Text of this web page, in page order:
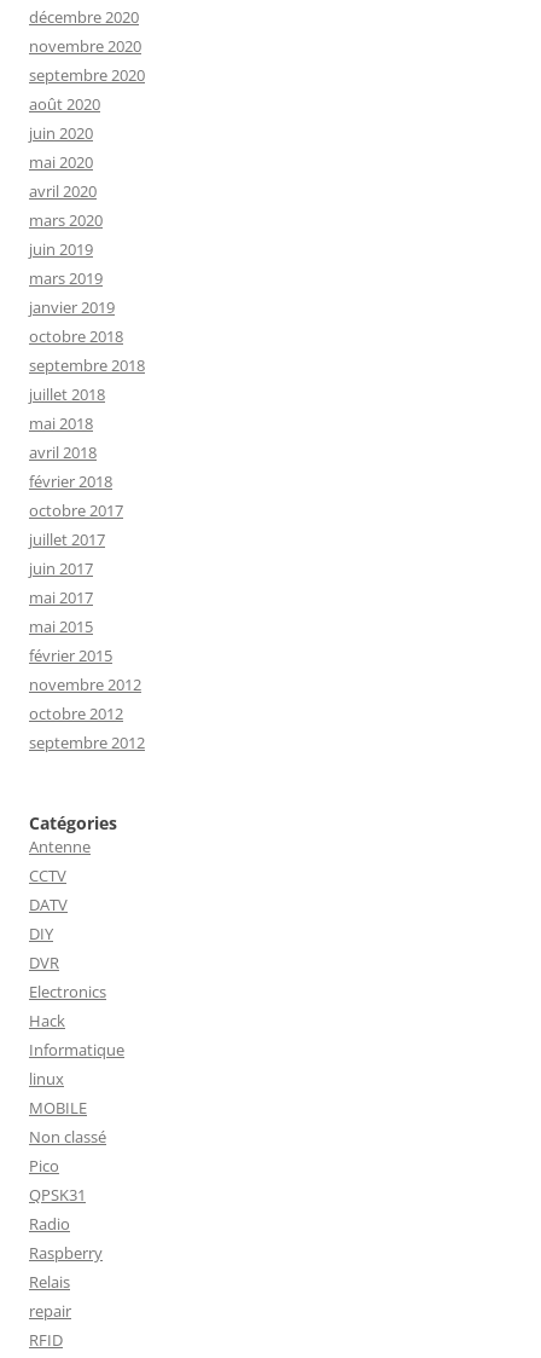
décembre 2020
novembre 2020
septembre 2020
août 2020
juin 2020
mai 2020
avril 2020
mars 2020
juin 2019
mars 2019
janvier 2019
octobre 2018
septembre 2018
juillet 2018
mai 2018
avril 2018
février 2018
octobre 2017
juillet 2017
juin 2017
mai 2017
mai 2015
février 2015
novembre 2012
octobre 2012
septembre 2012
Catégories
Antenne
CCTV
DATV
DIY
DVR
Electronics
Hack
Informatique
linux
MOBILE
Non classé
Pico
QPSK31
Radio
Raspberry
Relais
repair
RFID